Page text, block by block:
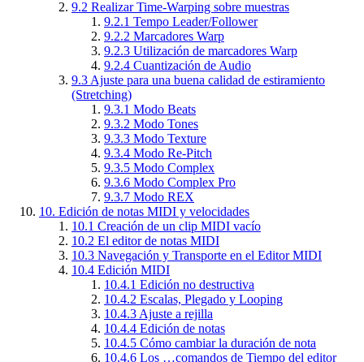
9.2 Realizar Time-Warping sobre muestras
9.2.1 Tempo Leader/Follower
9.2.2 Marcadores Warp
9.2.3 Utilización de marcadores Warp
9.2.4 Cuantización de Audio
9.3 Ajuste para una buena calidad de estiramiento
(Stretching)
9.3.1 Modo Beats
9.3.2 Modo Tones
9.3.3 Modo Texture
9.3.4 Modo Re-Pitch
9.3.5 Modo Complex
9.3.6 Modo Complex Pro
9.3.7 Modo REX
10. Edición de notas MIDI y velocidades
10.1 Creación de un clip MIDI vacío
10.2 El editor de notas MIDI
10.3 Navegación y Transporte en el Editor MIDI
10.4 Edición MIDI
10.4.1 Edición no destructiva
10.4.2 Escalas, Plegado y Looping
10.4.3 Ajuste a rejilla
10.4.4 Edición de notas
10.4.5 Cómo cambiar la duración de nota
10.4.6 Los …comandos de Tiempo del editor